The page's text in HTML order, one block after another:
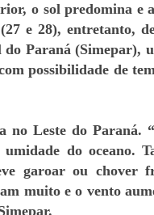
o sol predomina e
e 28), entretanto,
Paraná (Simepar),
possibilidade de
no Leste do Paraná.
do oceano.
garoar ou chover
muito e o vento